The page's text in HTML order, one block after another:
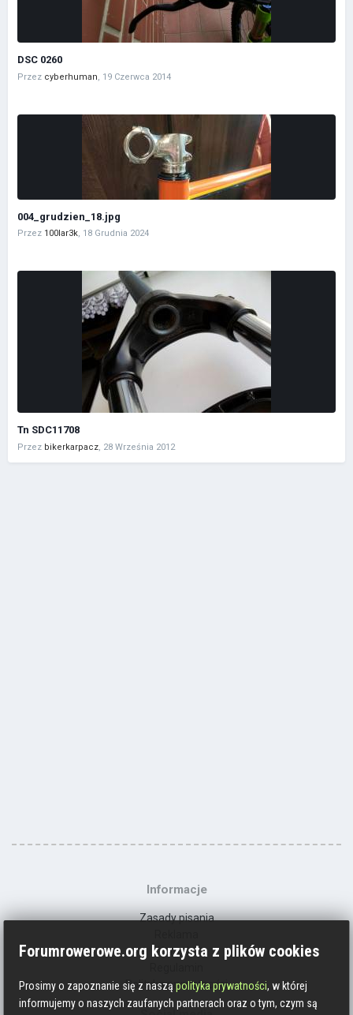
DSC 0260
Przez cyberhuman, 19 Czerwca 2014
004_grudzien_18.jpg
Przez 100lar3k, 18 Grudnia 2024
Tn SDC11708
Przez bikerkarpacz, 28 Września 2012
Informacje
Zasady pisania
Kontakt
Polityka prywatności
Forumrowerowe.org korzysta z plików cookies
Prosimy o zapoznanie się z nasząpolityka prywatności, w której
informujemy o naszych zaufanych partnerach oraz o tym, czym są